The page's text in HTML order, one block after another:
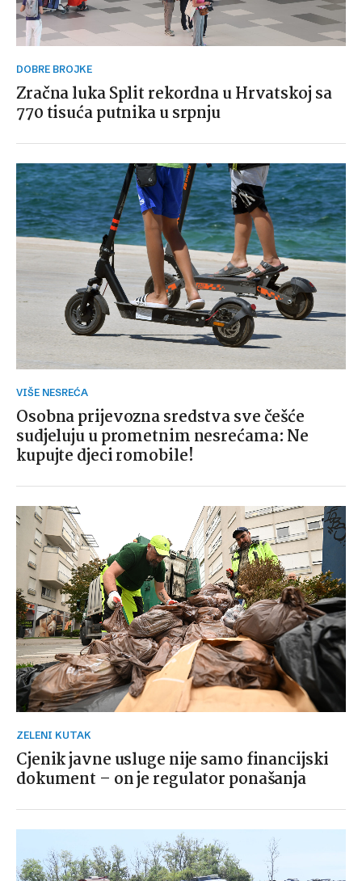
DOBRE BROJKE
Zračna luka Split rekordna u Hrvatskoj sa
770 tisuća putnika u srpnju
VIŠE NESREĆA
Osobna prijevozna sredstva sve češće
sudjeluju u prometnim nesrećama: Ne
kupujte djeci romobile!
ZELENI KUTAK
Cjenik javne usluge nije samo financijski
dokument – on je regulator ponašanja